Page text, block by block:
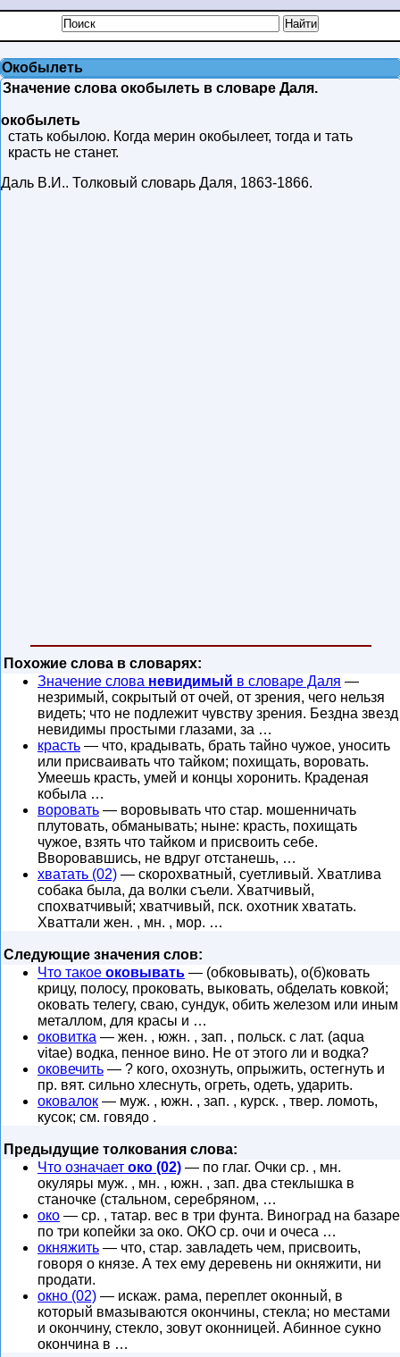
Окобылеть
Значение слова окобылеть в словаре Даля.
окобылеть
стать кобылою. Когда мерин окобылеет, тогда и тать
красть не станет.
Даль В.И.. Толковый словарь Даля, 1863-1866.
Похожие слова в словарях:
Значение слова невидимый в словаре Даля —
незримый, сокрытый от очей, от зрения, чего нельзя
видеть; что не подлежит чувству зрения. Бездна звезд
невидимы простыми глазами, за …
красть — что, крадывать, брать тайно чужое, уносить
или присваивать что тайком; похищать, воровать.
Умеешь красть, умей и концы хоронить. Краденая
кобыла …
воровать — воровывать что стар. мошенничать
плутовать, обманывать; ныне: красть, похищать
чужое, взять что тайком и присвоить себе.
Вворовавшись, не вдруг отстанешь, …
хватать (02) — скорохватный, суетливый. Хватлива
собака была, да волки съели. Хватчивый,
спохватчивый; хватчивый, пск. охотник хватать.
Хваттали жен. , мн. , мор. …
Следующие значения слов:
Что такое оковывать — (обковывать), о(б)ковать
крицу, полосу, проковать, выковать, обделать ковкой;
оковать телегу, сваю, сундук, обить железом или иным
металлом, для красы и …
оковитка — жен. , южн. , зап. , польск. с лат. (aqua
vitae) водка, пенное вино. Не от этого ли и водка?
оковечить — ? кого, охознуть, опрыжить, остегнуть и
пр. вят. сильно хлеснуть, огреть, одеть, ударить.
оковалок — муж. , южн. , зап. , курск. , твер. ломоть,
кусок; см. говядо .
Предыдущие толкования слова:
Что означает око (02) — по глаг. Очки ср. , мн.
окуляры муж. , мн. , южн. , зап. два стеклышка в
станочке (стальном, серебряном, …
око — ср. , татар. вес в три фунта. Виноград на базаре
по три копейки за око. ОКО ср. очи и очеса …
окняжить — что, стар. завладеть чем, присвоить,
говоря о князе. А тех ему деревень ни окняжити, ни
продати.
окно (02) — искаж. рама, переплет оконный, в
который вмазываются окончины, стекла; но местами
и окончину, стекло, зовут оконницей. Абинное сукно
окончина в …